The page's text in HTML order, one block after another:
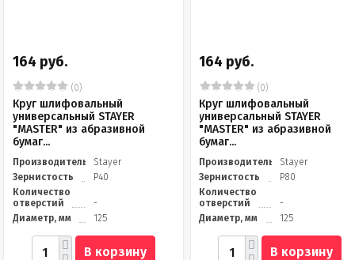
164 руб.
(0)
Круг шлифовальный
универсальный STAYER
"MASTER" из абразивной
бумаг...
Производитель
Stayer
Зернистость
Р40
Количество
отверстий
-
Диаметр, мм
125
В корзину
164 руб.
(0)
Круг шлифовальный
универсальный STAYER
"MASTER" из абразивной
бумаг...
Производитель
Stayer
Зернистость
Р80
Количество
отверстий
-
Диаметр, мм
125
В корзину